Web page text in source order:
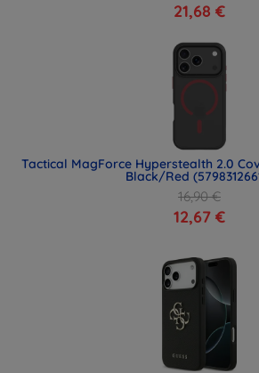
21,68 €
Tactical MagForce Hyperstealth 2.0
Black/Red
16,90 €
12,67 €